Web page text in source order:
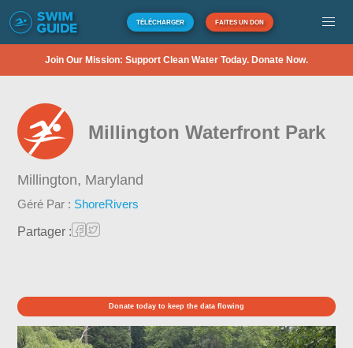
TÉLÉCHARGER FAITES UN DON
Join Our Mission: Support Clean Water Today. Donate Now.
Millington Waterfront Park
Millington, Maryland
Géré Par : ShoreRivers
Partager :
Donate today to keep the data flowing